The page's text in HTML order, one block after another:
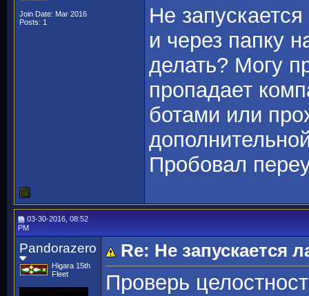
Join Date: Mar 2016
Posts: 1
Не запускается
и через папку
делать? Могу
пропадает
ботами или
Пробовал
03-30-2016, 08:52
PM
Pandorazero
Higara 15th
Fleet
Re: Не запускается
Проверь